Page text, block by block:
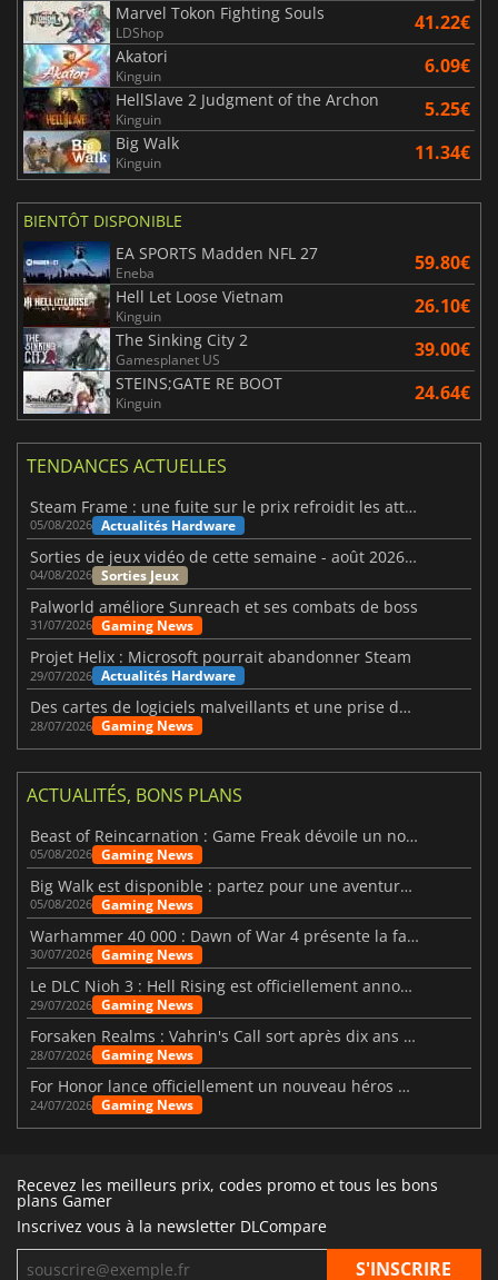
Marvel Tokon Fighting Souls
LDShop 41.22€
Akatori
Kinguin 6.09€
HellSlave 2 Judgment of the Archon
Kinguin 5.25€
Big Walk
Kinguin 11.34€
BIENTÔT DISPONIBLE
EA SPORTS Madden NFL 27
Eneba 59.80€
Hell Let Loose Vietnam
Kinguin 26.10€
The Sinking City 2
Gamesplanet US 39.00€
STEINS;GATE RE BOOT
Kinguin 24.64€
TENDANCES ACTUELLES
Steam Frame : une fuite sur le prix refroidit les attentes VR
05/08/2026 Actualités Hardware
Sorties de jeux vidéo de cette semaine - août 2026 (semaine 32)
04/08/2026 Sorties Jeux
Palworld améliore Sunreach et ses combats de boss
31/07/2026 Gaming News
Projet Helix : Microsoft pourrait abandonner Steam
29/07/2026 Actualités Hardware
Des cartes de logiciels malveillants et une prise de contrôle de Discord ont touché Meccha Chameleon
28/07/2026 Gaming News
ACTUALITÉS, BONS PLANS
Beast of Reincarnation : Game Freak dévoile un nouveau pari
05/08/2026 Gaming News
Big Walk est disponible : partez pour une aventure entre amis
05/08/2026 Gaming News
Warhammer 40 000 : Dawn of War 4 présente la faction des Nécrons
30/07/2026 Gaming News
Le DLC Nioh 3 : Hell Rising est officiellement annoncé
29/07/2026 Gaming News
Forsaken Realms : Vahrin's Call sort après dix ans de développement
28/07/2026 Gaming News
For Honor lance officiellement un nouveau héros nommé Arakure
24/07/2026 Gaming News
Recevez les meilleurs prix, codes promo et tous les bons
plans Gamer
Inscrivez vous à la newsletter DLCompare